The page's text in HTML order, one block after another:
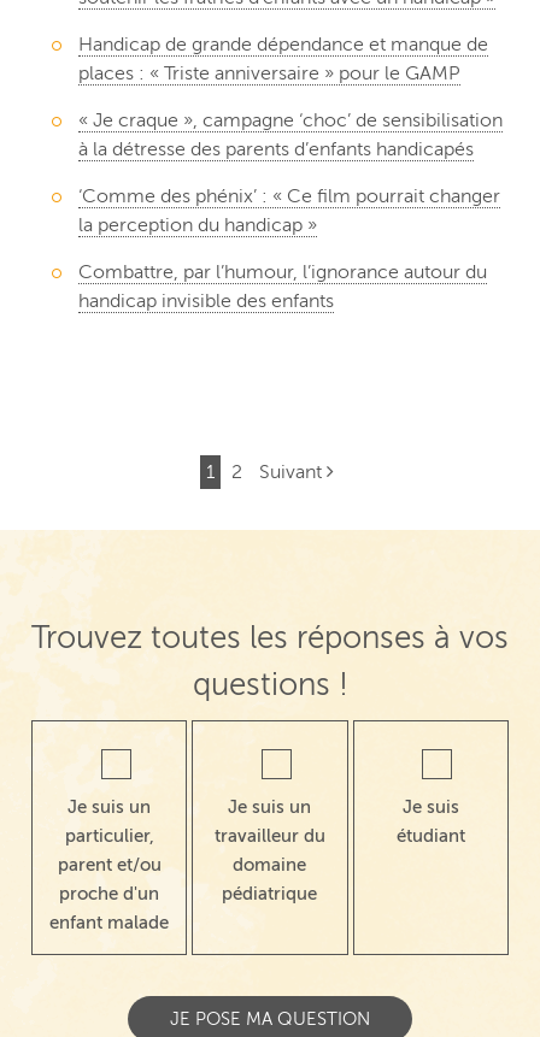
Handicap de grande dépendance et manque de
places : « Triste anniversaire » pour le GAMP
« Je craque », campagne ‘choc’ de sensibilisation
à la détresse des parents d’enfants handicapés
‘Comme des phénix’ : « Ce film pourrait changer
la perception du handicap »
Combattre, par l’humour, l’ignorance autour du
handicap invisible des enfants
1 2 Suivant
Trouvez toutes les réponses à vos
questions !
Je suis un
particulier,
parent et/ou
proche d'un
enfant malade
Je suis un
travailleur du
domaine
pédiatrique
Je suis
étudiant